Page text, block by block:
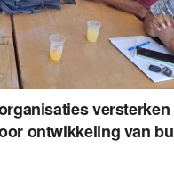
versterken
ontwikkeling van